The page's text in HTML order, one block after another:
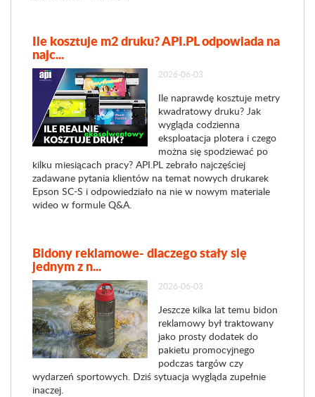
Ile kosztuje m2 druku? API.PL odpowiada na
najc...
2026-06-03
Ile naprawdę kosztuje metry
kwadratowy druku? Jak
wygląda codzienna
eksploatacja plotera i czego
można się spodziewać po
kilku miesiącach pracy? API.PL zebrało najczęściej
zadawane pytania klientów na temat nowych drukarek
Epson SC-S i odpowiedziało na nie w nowym materiale
wideo w formule Q&A.
Bidony reklamowe- dlaczego stały się
jednym z n...
2026-06-03
Jeszcze kilka lat temu bidon
reklamowy był traktowany
jako prosty dodatek do
pakietu promocyjnego
podczas targów czy
wydarzeń sportowych. Dziś sytuacja wygląda zupełnie
inaczej.